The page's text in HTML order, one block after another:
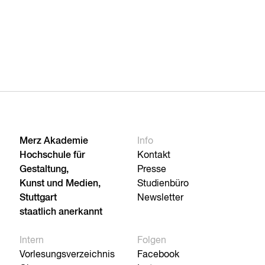
Merz Akademie
Hochschule für
Gestaltung,
Kunst und Medien,
Stuttgart
staatlich anerkannt
Info
Kontakt
Presse
Studienbüro
Newsletter
Intern
Vorlesungsverzeichnis
Folgen
Facebook